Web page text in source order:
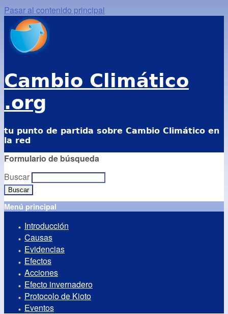
Pasar al contenido principal
Cambio Climático
.org
tu punto de partida sobre Cambio Climático en
la red
Formulario de búsqueda
Buscar
Menú principal
Introducción
Causas
Evidencias
Efectos
Acciones
Efecto invernadero
Protocolo de Kioto
Eventos